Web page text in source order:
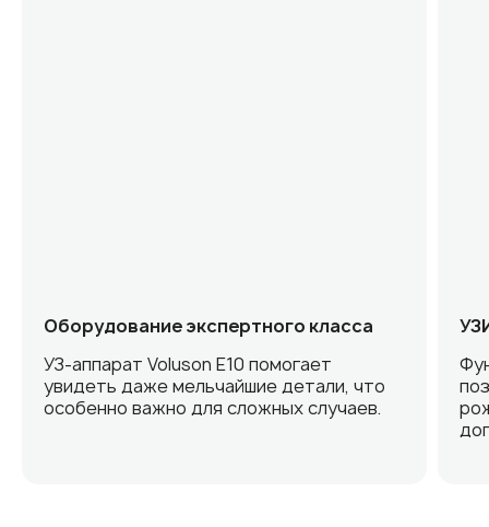
Оборудование экспертного класса
УЗ-аппарат Voluson E10 помогает
увидеть даже мельчайшие детали, что
особенно важно для сложных случаев.